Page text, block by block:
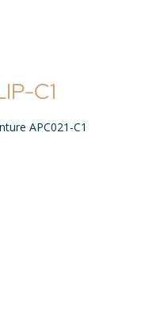
C1
APC021-C1